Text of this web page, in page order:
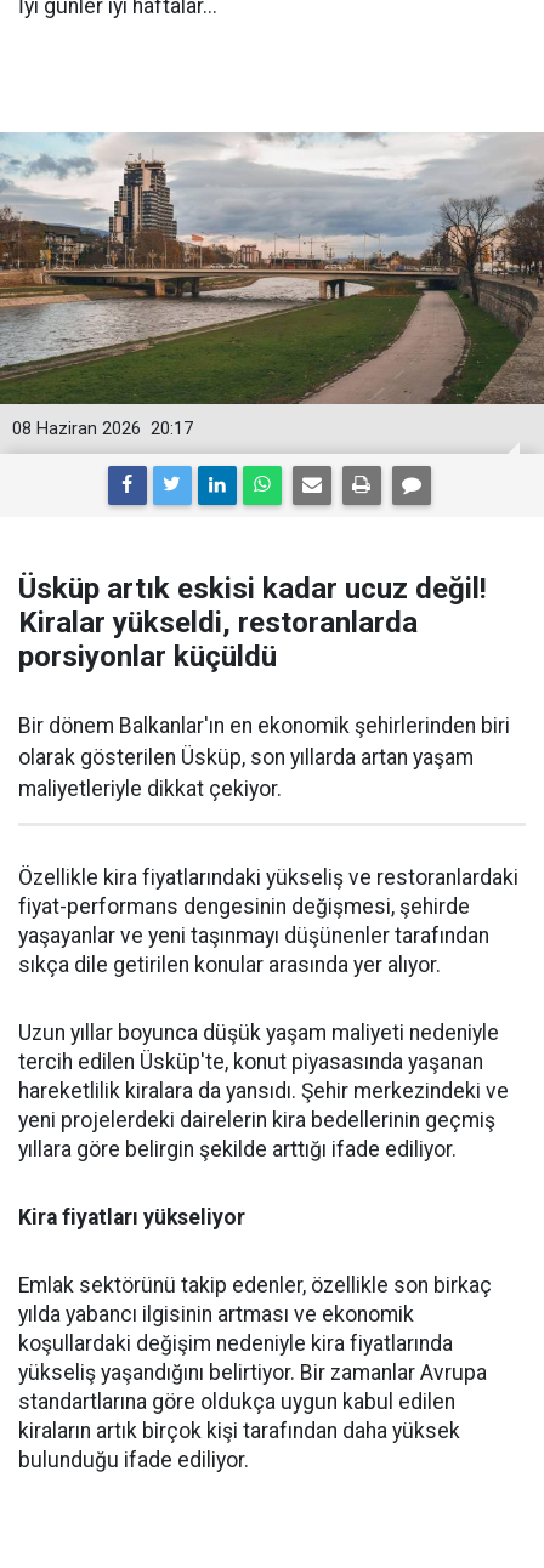
İyi günler iyi haftalar...
20:17
08 Haziran 2026
Üsküp artık eskisi kadar ucuz değil!
Kiralar yükseldi, restoranlarda
porsiyonlar küçüldü
Bir dönem Balkanlar'ın en ekonomik şehirlerinden biri
olarak gösterilen Üsküp, son yıllarda artan yaşam
maliyetleriyle dikkat çekiyor.
Özellikle kira fiyatlarındaki yükseliş ve restoranlardaki
fiyat-performans dengesinin değişmesi, şehirde
yaşayanlar ve yeni taşınmayı düşünenler tarafından
sıkça dile getirilen konular arasında yer alıyor.
Uzun yıllar boyunca düşük yaşam maliyeti nedeniyle
tercih edilen Üsküp'te, konut piyasasında yaşanan
hareketlilik kiralara da yansıdı. Şehir merkezindeki ve
yeni projelerdeki dairelerin kira bedellerinin geçmiş
yıllara göre belirgin şekilde arttığı ifade ediliyor.
Kira fiyatları yükseliyor
Emlak sektörünü takip edenler, özellikle son birkaç
yılda yabancı ilgisinin artması ve ekonomik
koşullardaki değişim nedeniyle kira fiyatlarında
yükseliş yaşandığını belirtiyor. Bir zamanlar Avrupa
standartlarına göre oldukça uygun kabul edilen
kiraların artık birçok kişi tarafından daha yüksek
bulunduğu ifade ediliyor.